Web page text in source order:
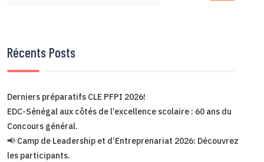
Récents Posts
Derniers préparatifs CLE PFPI 2026!
EDC-Sénégal aux côtés de l’excellence scolaire : 60 ans du
Concours général.
📢 Camp de Leadership et d’Entreprenariat 2026: Découvrez
les participants.